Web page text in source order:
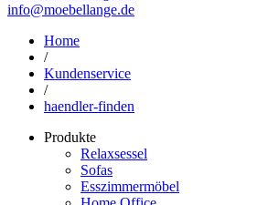
info@moebellange.de
Home
/
Kundenservice
/
haendler-finden
Produkte
Relaxsessel
Sofas
Esszimmermöbel